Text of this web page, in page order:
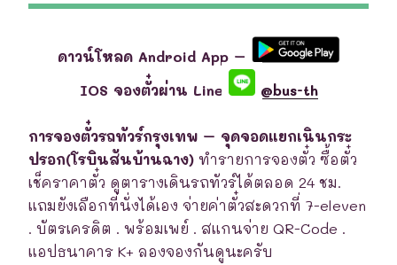
ดาวน์โหลด Android App –
IOS จองตั๋วผ่าน Line
@bus-th
การจองตั๋วรถทัวร์กรุงเทพ – จุดจอดแยกเนินกระ
ปรอก(โรบินสันบ้านฉาง) ทำรายการจองตั๋ว ซื้อตั๋ว
เช็คราคาตั๋ว ดูตารางเดินรถทัวร์ได้ตลอด 24 ชม.
แถมยังเลือกที่นั่งได้เอง จ่ายค่าตั๋วสะดวกที่ 7-eleven
. บัตรเครดิต . พร้อมเพย์ . สแกนจ่าย QR-Code .
แอปธนาคาร K+ ลองจองกันดูนะครับ